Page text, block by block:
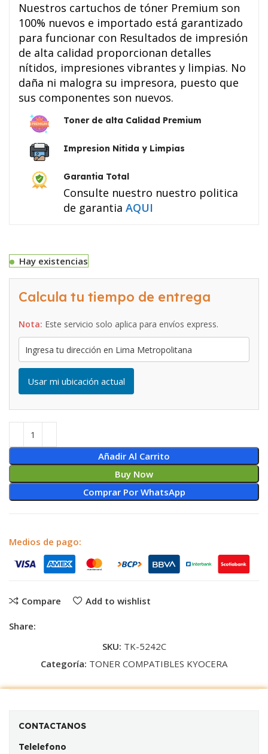
Nuestros cartuchos de tóner Premium son
100% nuevos e importado está garantizado
para funcionar con Resultados de impresión
de alta calidad proporcionan detalles
nítidos, impresiones vibrantes y limpias. No
daña ni malogra su impresora, puesto que
sus componentes son nuevos.
Toner de alta Calidad Premium
Impresion Nitida y Limpias
Garantia Total
Consulte nuestro nuestro politica
de garantia AQUI
Hay existencias
Calcula tu tiempo de entrega
Nota: Este servicio solo aplica para envíos express.
Usar mi ubicación actual
Añadir Al Carrito
Buy Now
Comprar Por WhatsApp
Medios de pago:
Compare Add to wishlist
Share:
SKU: TK-5242C
Categoría: TONER COMPATIBLES KYOCERA
CONTACTANOS
Telelefono